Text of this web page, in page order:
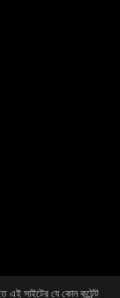
যে কোন কন্টেন্ট